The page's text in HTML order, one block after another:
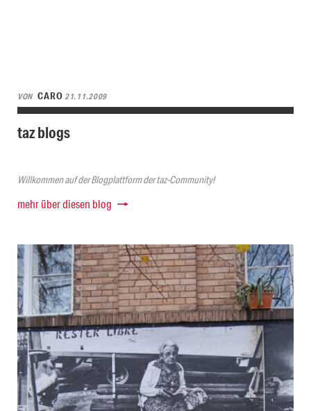
VON CARO21.11.2009
taz blogs
Willkommen auf der Blogplattform der taz-Community!
mehr über diesen blog